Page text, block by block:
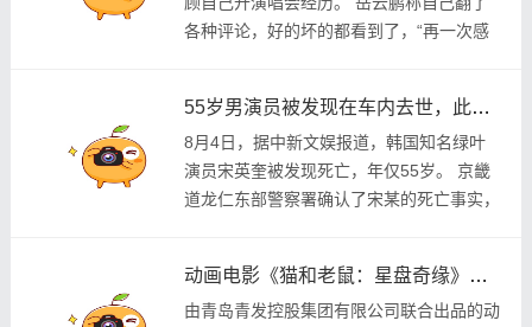
各种评论，好的坏的都看到了，“再一次感
音也没有那...
55岁男演员被发现在车内去世，此前因酒驾被逮捕，曾出演《请回答1988》《素媛》
8月4日，据中新文娱报道，韩国知名绿叶
演员宋英奎被发现死亡，年仅55岁。 京畿
道龙仁东部警察署确认了宋某的死亡事实，
发现昏...
动画电影《猫和老鼠：星盘奇缘》于2025年8月2日在全国公映
由青岛青发控股集团有限公司联合出品的动